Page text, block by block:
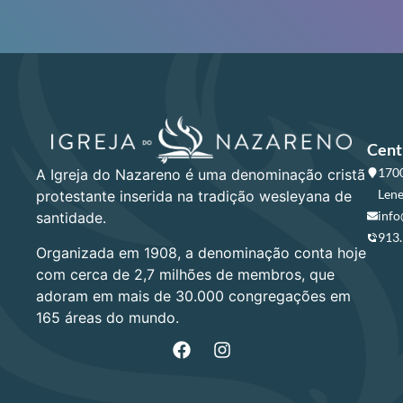
A Igreja do Nazareno é uma denominação cristã
protestante inserida na tradição wesleyana de
santidade.
Organizada em 1908, a denominação conta hoje
com cerca de 2,7 milhões de membros, que
adoram em mais de 30.000 congregações em
165 áreas do mundo.